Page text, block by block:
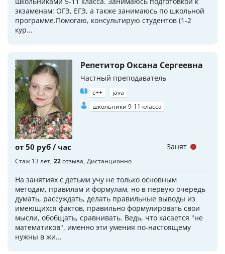
экзаменам: ОГЭ, ЕГЭ, а также занимаюсь по школьной
программе.Помогаю, консультирую студентов (1-2
кур...
Репетитор Оксана Сергеевна
Частный преподаватель
c++
java
школьники 9-11 класса
от 50 руб / час
Стаж 13 лет 22отзыва Дистанционно
На занятиях с детьми учу не только основным
методам, правилам и формулам, но в первую очередь
думать, рассуждать, делать правильные выводы из
имеющихся фактов, правильно формулировать свои
мысли, обобщать, сравнивать. Ведь, что касается "не
математиков", именно эти умения по-настоящему
нужны в жи...
Занят